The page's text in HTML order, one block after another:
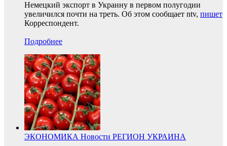
Немецкий экспорт в Украину в первом полугодии
увеличился почти на треть. Об этом сообщает ntv, пишет
Корреспондент.
Подробнее
ЭКОНОМИКА Новости РЕГИОН УКРАИНА